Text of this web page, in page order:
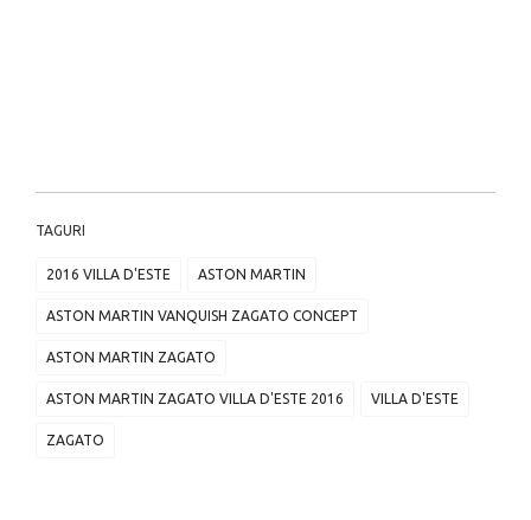
TAGURI
2016 VILLA D'ESTE ASTON MARTIN
ASTON MARTIN VANQUISH ZAGATO CONCEPT
ASTON MARTIN ZAGATO
ASTON MARTIN ZAGATO VILLA D'ESTE 2016 VILLA D'ESTE
ZAGATO